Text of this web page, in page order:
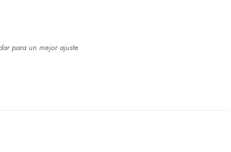
para un mejor ajuste